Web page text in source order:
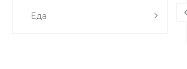
Еда
с набором)